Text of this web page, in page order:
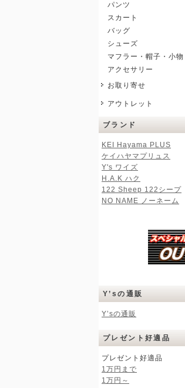
パンツ
スカート
バッグ
シューズ
マフラー・帽子・小
アクセサリー
お取り寄せ
アウトレット
ブランド
KEI Hayama PLUS
ケイハヤマプリュス
Y's ワイズ
H.A.K ハク
122 Sheep 122シープ
NO NAME ノーネーム
Y’sの通販
Y’sの通販
プレゼント好適品
プレゼント好適品
1万円まで
1万円～